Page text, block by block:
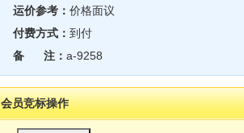
运价参考： 价格面议
付费方式： 到付
备 注： a-9258
会员竞标操作